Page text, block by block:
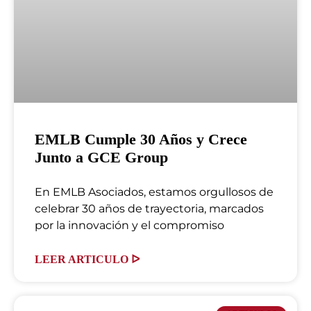
EMLB Cumple 30 Años y Crece
Junto a GCE Group
En EMLB Asociados, estamos orgullosos de
celebrar 30 años de trayectoria, marcados
por la innovación y el compromiso
LEER ARTICULO ᐅ